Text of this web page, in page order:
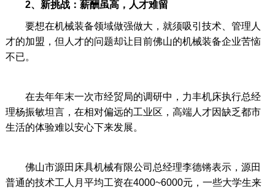
2、新挑战：薪酬虽高，人才难留
要想在机械装备领域做强做大，就须吸引技术、管理人
才的加盟，但人才的问题却让目前佛山的机械装备企业苦恼
不已。
在去年年末一次市经贸局的调研中，力丰机床执行总经
理杨振敏坦言，在相对偏远的工业区，高端人才因缺乏都市
生活的体验难以安心下来发展。
佛山市源田床具机械有限公司总经理李德锵表示，源田
普通的技术工人月平均工资在4000~6000元，一些大学生来